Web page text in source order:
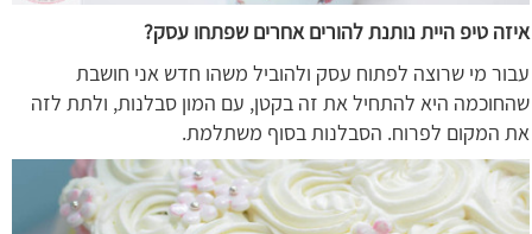
איזה טיפ היית נותנת להורים אחרים שפתחו עסק?
עבור מי שרוצה לפתוח עסק ולהוביל משהו חדש אני חושבת
שהחוכמה היא להתחיל את זה בקטן, עם המון סבלנות, ולתת לזה
את המקום לפרוח. הסבלנות בסוף משתלמת.